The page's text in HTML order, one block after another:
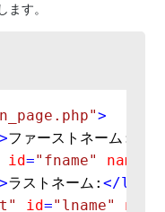
ます。
>
>ファーストネーム:
id="fname" name
>ラストネーム:</
id="lname" name